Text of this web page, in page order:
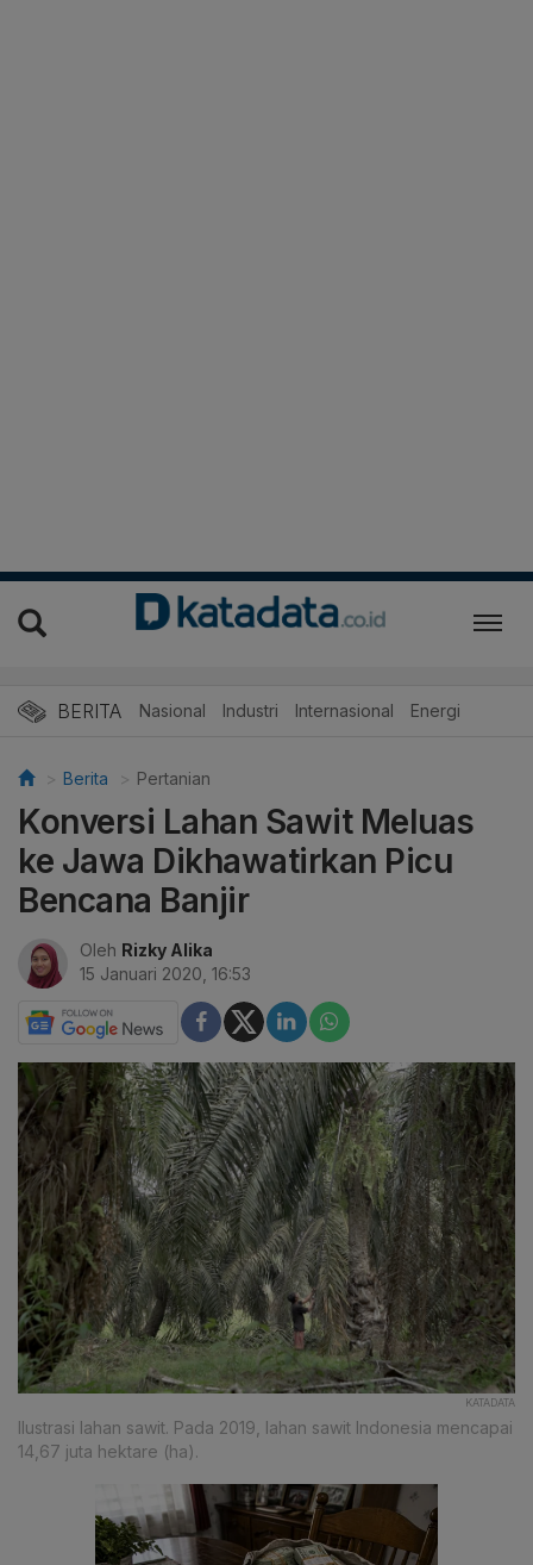
BERITA Nasional Industri Internasional Energi
Berita Pertanian
Konversi Lahan Sawit Meluas
ke Jawa Dikhawatirkan Picu
Bencana Banjir
Oleh Rizky Alika
15 Januari 2020, 16:53
KATADATA
Ilustrasi lahan sawit. Pada 2019, lahan sawit Indonesia mencapai
14,67 juta hektare (ha).